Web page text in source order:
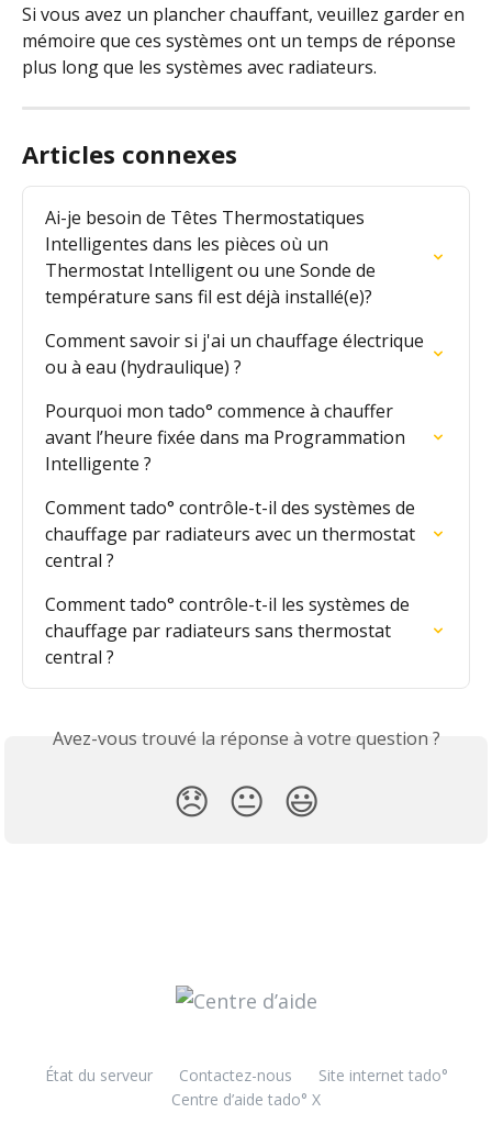
Si vous avez un plancher chauffant, veuillez garder en
mémoire que ces systèmes ont un temps de réponse
plus long que les systèmes avec radiateurs.
Articles connexes
Ai-je besoin de Têtes Thermostatiques
Intelligentes dans les pièces où un
Thermostat Intelligent ou une Sonde de
température sans fil est déjà installé(e)?
Comment savoir si j'ai un chauffage électrique
ou à eau (hydraulique) ?
Pourquoi mon tado° commence à chauffer
avant l’heure fixée dans ma Programmation
Intelligente ?
Comment tado° contrôle-t-il des systèmes de
chauffage par radiateurs avec un thermostat
central ?
Comment tado° contrôle-t-il les systèmes de
chauffage par radiateurs sans thermostat
central ?
Avez-vous trouvé la réponse à votre question ?
😞 😐 😃
État du serveur Contactez-nous
Site internet tado°
Centre d’aide tado° X